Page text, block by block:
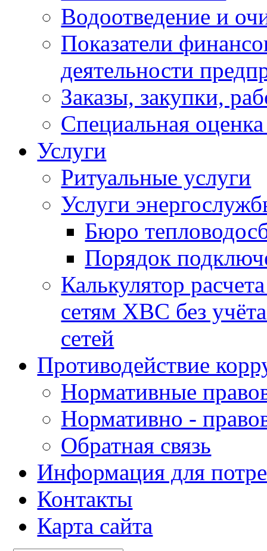
Водоотведение и
Показатели
деятельности
Заказы, закупки,
Специальная
Услуги
Ритуальные услуги
Услуги
Бюро
Порядок
Калькулятор
сетям ХВС без
сетей
Противодействие
Нормативные
Нормативно -
Обратная связь
Информация для
Контакты
Карта сайта